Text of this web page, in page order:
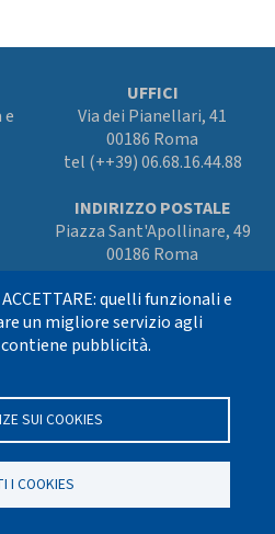
UFFICI
Via dei Pianellari, 41
00186 Roma
tel (++39) 06.68.16.44.88
INDIRIZZO POSTALE
Piazza Sant'Apollinare, 49
00186 Roma
In collaborazione
con il Servizio
nazionale della CEI
per il progetto
cattolica
ACCETTARE: quelli funzionali e
un migliore servizio agli
pubblicità.
SUI COOKIES
I COOKIES